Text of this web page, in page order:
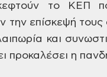
το ΚΕΠ
την επίσκεψή
και
προκαλέσει η